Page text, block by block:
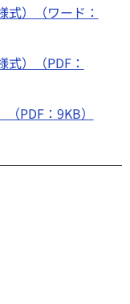
式）（ワード：
）（PDF：
PDF：9KB）